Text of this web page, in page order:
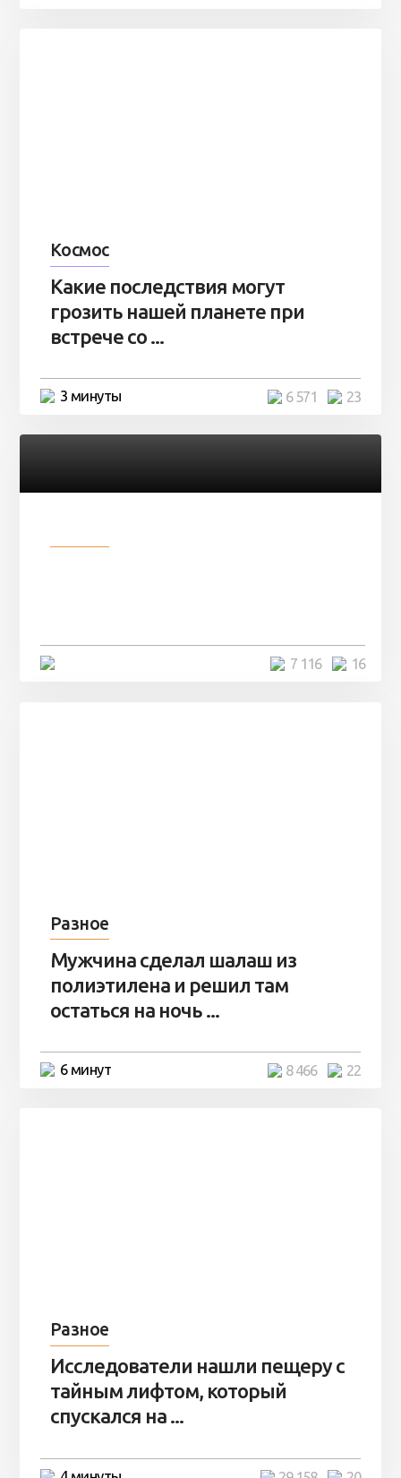
Космос
Какие последствия могут
грозить нашей планете при
встрече со ...
3 минуты 23
6 571
16
7 116
Разное
Мужчина сделал шалаш из
полиэтилена и решил там
остаться на ночь ...
6 минут 22
8 466
Разное
Исследователи нашли пещеру с
тайным лифтом, который
спускался на ...